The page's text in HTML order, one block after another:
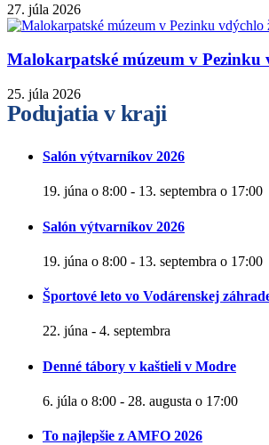
27. júla 2026
Malokarpatské múzeum v
25. júla 2026
Podujatia v kraji
Salón výtvarníkov 2026
19. júna o 8:00 - 13. septembra o 17:00
Salón výtvarníkov 2026
19. júna o 8:00 - 13. septembra o 17:00
Športové leto vo Vodárenskej
22. júna - 4. septembra
Denné tábory v kaštieli v Modre
6. júla o 8:00 - 28. augusta o 17:00
To najlepšie z AMFO 2026